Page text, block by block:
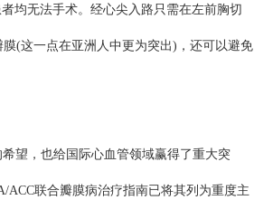
者均无法手术。经心尖入路只需在左前胸切
膜(这一点在亚洲人中更为突出) ，还可以避免
望，也给国际心血管领域赢得了重大突
ACC联合瓣膜病治疗指南已将其列为重度主